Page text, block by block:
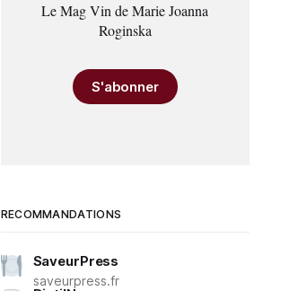
Le Mag Vin de Marie Joanna
Roginska
S'abonner
RECOMMANDATIONS
SaveurPress
saveurpress.fr